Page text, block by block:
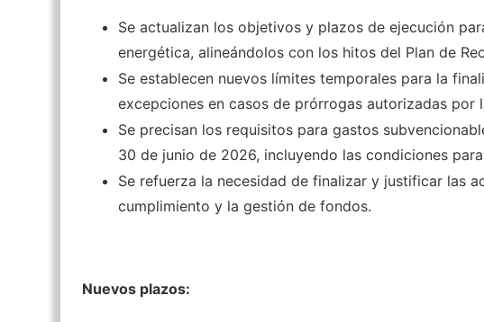
Se actualizan los objetivos y plazos de ejecución
energética, alineándolos con los hitos del Plan de
Se establecen nuevos límites temporales para la
excepciones en casos de prórrogas autorizadas por
Se precisan los requisitos para gastos
30 de junio de 2026, incluyendo las condiciones
Se refuerza la necesidad de finalizar y justificar las
cumplimiento y la gestión de fondos.
Nuevos plazos: